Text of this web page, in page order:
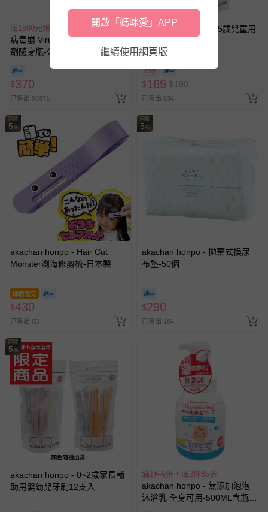
其他常見問題：
運送服務：目前提供的運送僅限台灣本島。如您位於離島地
區，可能會無法配送，或須依據商品需加收離島運費。廠商
亦保留出貨與否的權利。離島、偏遠地區、樓層親送等加價
費用，可能會另需加收。
商品實際的配達日期，可於訂單個人資料內的查詢訂單內，
如您收到商品，請依正常流程檢查是否完好，若商品遇瑕疵
情形，您可申請更換新品或退貨，請見：
退貨的辦理流程
若您對於會員帳號、商品訂購與資訊、購物流程、付款方
式、折價券與購物金的使用、退貨及商品運送方式等有疑
問，你可詳見：
媽咪愛客服中心
預購商品：預購為海外同步代購，遇缺貨即會通知媽咪並協
助取消退款事宜。
商品如因「價格、組合」等錯誤原因，導致無法安排出貨，
會主動以簡訊及mail通知訂單取消事宜，並將提供適當補
償。
滿1500元贈好禮
病毒崩 VirusBom - 100ppm噴
劑隨身瓶-公司貨/最新效
$370
已售出 98971
akachan honpo - 3~5歲兒童用
89折
$169 $190
已售出 834
回饋
5 %
akachan honpo - Hair Cut
Monster瀏海修剪梳-日本製
即將售完
$430
已售出 60
回饋
5 %
akachan honpo - 拋棄式換尿
布墊-50個
$290
已售出 184
回饋
5 %
akachan honpo - 0~2歲家長輔
助用嬰幼兒牙刷12支入
滿1件9折，滿2件85折
akachan honpo - 無添加泡泡
沐浴乳 全身可用-500ML含瓶-
開啟「媽咪愛」APP
繼續使用網頁版